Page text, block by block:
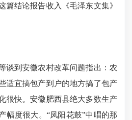
篇结论报告收入《毛泽东文集》
到安徽农村改革问题指出：农
适宜搞包产到户的地方搞了包产
很快。安徽肥西县绝大多数生产
幅度很大。“凤阳花鼓”中唱的那